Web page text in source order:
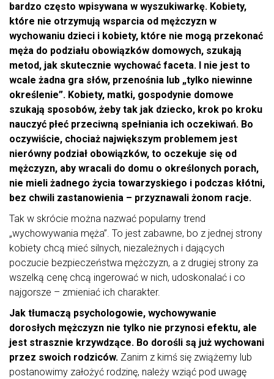
bardzo często wpisywana w wyszukiwarkę. Kobiety,
które nie otrzymują wsparcia od mężczyzn w
wychowaniu dzieci i kobiety, które nie mogą przekonać
męża do podziału obowiązków domowych, szukają
metod, jak skutecznie wychować faceta. I nie jest to
wcale żadna gra słów, przenośnia lub „tylko niewinne
określenie”. Kobiety, matki, gospodynie domowe
szukają sposobów, żeby tak jak dziecko, krok po kroku
nauczyć płeć przeciwną spełniania ich oczekiwań. Bo
oczywiście, chociaż największym problemem jest
nierówny podział obowiązków, to oczekuje się od
mężczyzn, aby wracali do domu o określonych porach,
nie mieli żadnego życia towarzyskiego i podczas kłótni,
bez chwili zastanowienia – przyznawali żonom racje.
Tak w skrócie można nazwać popularny trend
„wychowywania męża”. To jest zabawne, bo z jednej strony
kobiety chcą mieć silnych, niezależnych i dających
poczucie bezpieczeństwa mężczyzn, a z drugiej strony za
wszelką cenę chcą ingerować w nich, udoskonalać i co
najgorsze – zmieniać ich charakter.
Jak tłumaczą psychologowie, wychowywanie
dorosłych mężczyzn nie tylko nie przynosi efektu, ale
jest strasznie krzywdzące. Bo dorośli są już wychowani
przez swoich rodziców. Zanim z kimś się zwiążemy lub
postanowimy założyć rodzinę, należy wziąć pod uwagę